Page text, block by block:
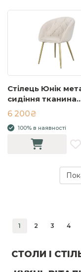
Стілець Юнік
сидіння тканина
570x570x810
бежевий
6 200₴
100% в наявності
1 2 3 4
СТОЛИ І